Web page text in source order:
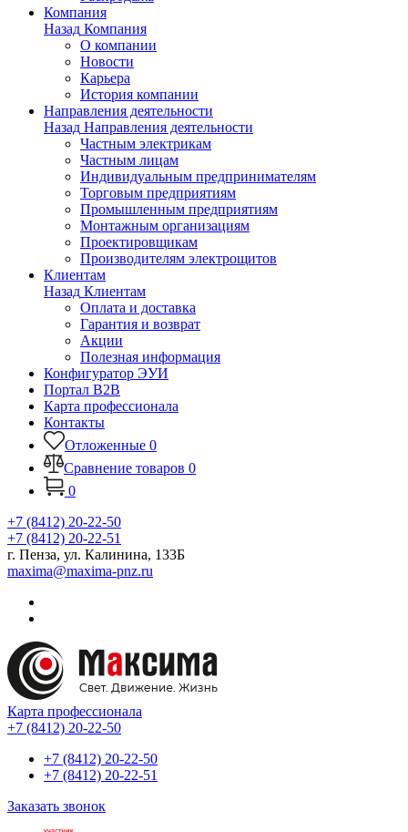
Компания
Назад Компания
О компании
Новости
Карьера
История компании
Направления деятельности
Назад Направления деятельности
Частным электрикам
Частным лицам
Индивидуальным предпринимателям
Торговым предприятиям
Промышленным предприятиям
Монтажным организациям
Проектировщикам
Производителям электрощитов
Клиентам
Назад Клиентам
Оплата и доставка
Гарантия и возврат
Акции
Полезная информация
Конфигуратор ЭУИ
Портал B2B
Карта профессионала
Контакты
Отложенные 0
Сравнение товаров 0
0
+7 (8412) 20-22-50
+7 (8412) 20-22-51
г. Пенза, ул. Калинина, 133Б
maxima@maxima-pnz.ru
Карта профессионала
+7 (8412) 20-22-50
+7 (8412) 20-22-50
+7 (8412) 20-22-51
Заказать звонок